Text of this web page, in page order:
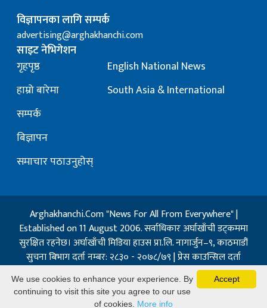
विज्ञापनका लागि सम्पर्क
advertising@arghakhanchi.com
साइट नेभिगेशन
गृहपृष्ठ
हाम्रो बारेमा
सम्पर्क
बिज्ञापन
समाचार पठाउनुहोस्
English National News
South Asia & International
Arghakhanchi.Com "News For All From Everywhere" |
Established on 11 August 2006. सर्वाधिकार अर्घाखाँची डट्कममा
सुरक्षित रहनेछ। अर्घाखाँची मिडिया हाउस प्रा.लि. नागार्जुन–९, काठमाडौं
सुचना बिभाग दर्ता नम्बर: २८३० - २०७८/७९ | प्रेस काउन्सिल दर्ता
नम्बर: १३२ / २०७३-०४-२१ | जिप्रका सि- नम्बर: ७, दर्ता नम्बर
७-०६७-६८
Powered By:Best Nepal
Accept
We use cookies to enhance your experience. By
continuing to visit this site you agree to our use
of cookies. More info